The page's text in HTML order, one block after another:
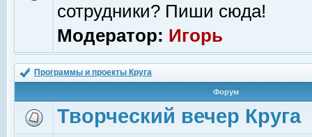
сотрудники? Пиши сюда!
Модератор: Игорь
Программы и проекты Круга
Форум
Творческий вечер Круга